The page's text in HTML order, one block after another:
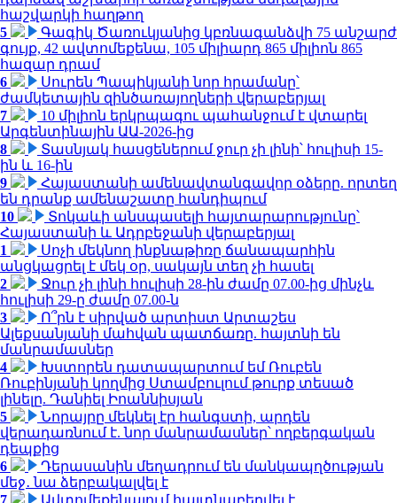
հաշվարկի հաղթող
5
Գագիկ Ծառուկյանից կբռնագանձվի 75 անշարժ
գույք, 42 ավտոմեքենա, 105 միլիարդ 865 միլիոն 865
հազար դրամ
6
Սուրեն Պապիկյանի նոր հրամանը՝
ժամկետային զինծառայողների վերաբերյալ
7
10 միլիոն երկրպագու պահանջում է վտարել
Արգենտինային ԱԱ-2026-ից
8
Տասնյակ հասցեներում ջուր չի լինի՝ հուլիսի 15-
ին և 16-ին
9
Հայաստանի ամենավտանգավոր օձերը. որտեղ
են դրանք ամենաշատը հանդիպում
10
Տոկաևի անսպասելի հայտարարությունը՝
Հայաստանի և Ադրբեջանի վերաբերյալ
1
Սոչի մեկնող ինքնաթիռը ճանապարհին
անցկացրել է մեկ օր, սակայն տեղ չի հասել
2
Ջուր չի լինի հուլիսի 28-ին ժամը 07.00-ից մինչև
հուլիսի 29-ը ժամը 07.00-ն
3
Ո՞րն է սիրված արտիստ Արտաշես
Ալեքսանյանի մահվան պատճառը. հայտնի են
մանրամասներ
4
Խստորեն դատապարտում եմ Ռուբեն
Ռուբինյանի կողմից Ստամբուլում թուրք տեսած
լինելը. Դանիել Իոաննիսյան
5
Նորայրը մեկնել էր հանգստի, արդեն
վերադառնում է. նոր մանրամասներ՝ ողբերգական
դեպքից
6
Դերասանին մեղադրում են մանկապղծության
մեջ․ նա ձերբակալվել է
7
Ավտոմեքենայում հայտնաբերվել է